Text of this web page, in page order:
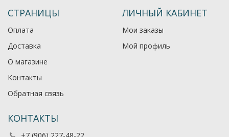
СТРАНИЦЫ
Оплата
Доставка
О магазине
Контакты
Обратная связь
ЛИЧНЫЙ КАБИНЕТ
Мои заказы
Мой профиль
КОНТАКТЫ